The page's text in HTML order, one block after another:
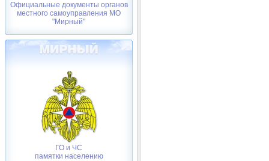
Официальные документы органов
местного самоуправления МО
"Мирный"
ГО и ЧС
памятки населению